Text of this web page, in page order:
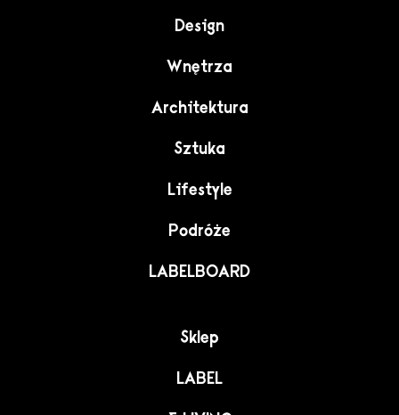
Design
Wnętrza
Architektura
Sztuka
Lifestyle
Podróże
LABELBOARD
Sklep
LABEL